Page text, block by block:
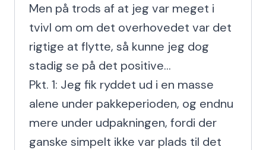
Men på trods af at jeg var meget i
tvivl om om det overhovedet var det
rigtige at flytte, så kunne jeg dog
stadig se på det positive...
Pkt. 1: Jeg fik ryddet ud i en masse
alene under pakkeperioden, og endnu
mere under udpakningen, fordi der
ganske simpelt ikke var plads til det